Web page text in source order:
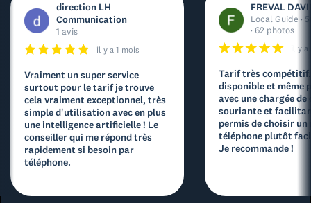
direction LH
Communication
1 avis
il y a 1 mois
Vraiment un super service
surtout pour le tarif je trouve
cela vraiment exceptionnel, très
simple d'utilisation avec en plus
une intelligence artificielle ! Le
conseiller qui me répond très
rapidement si besoin par
téléphone.
FREVAL
Local Guide ·
· 62 photos
il y a
Tarif très compétitif.
disponible et même
avec une chargée de
souriante et
permis de choisir un
téléphone plutôt
Je recommande !